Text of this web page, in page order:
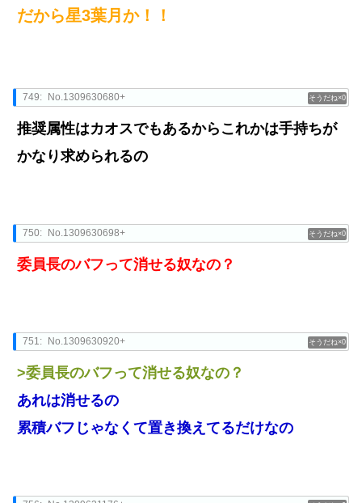
だから星3葉月か！！
0
749: No.1309630680+
推奨属性はカオスでもあるからこれかは手持ちが
かなり求められるの
0
750: No.1309630698+
委員長のバフって消せる奴なの？
0
751: No.1309630920+
>委員長のバフって消せる奴なの？
あれは消せるの
累積バフじゃなくて置き換えてるだけなの